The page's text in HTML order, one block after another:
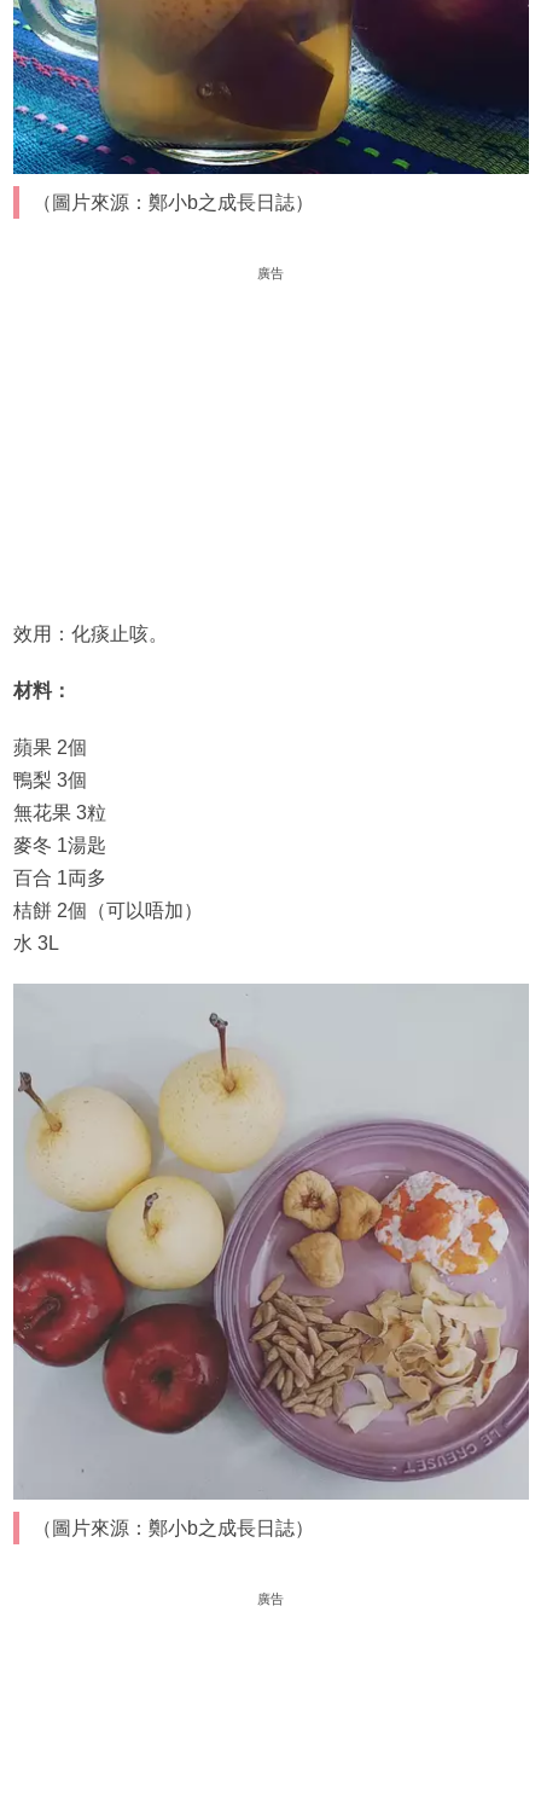
（圖片來源：鄭小b之成長日誌）
廣告
效用：化痰止咳。
材料：
蘋果 2個
鴨梨 3個
無花果 3粒
麥冬 1湯匙
百合 1両多
桔餅 2個（可以唔加）
水 3L
（圖片來源：鄭小b之成長日誌）
廣告